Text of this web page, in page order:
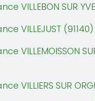
VILLEBON SUR
VILLEJUST (91140)
VILLEMOISSON
VILLIERS SUR